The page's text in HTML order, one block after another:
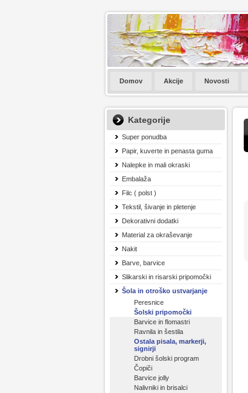
Domov Akcije Novosti
Kategorije
Super ponudba
Papir, kuverte in penasta guma
Nalepke in mali okraski
Embalaža
Filc ( polst )
Tekstil, šivanje in pletenje
Dekorativni dodatki
Material za okraševanje
Nakit
Barve, barvice
Slikarski in risarski pripomočki
Šola in otroško ustvarjanje
Peresnice
Šolski pripomočki
Barvice in flomastri
Ravnila in šestila
Ostala pisala, markerji,
signirji
Drobni šolski program
Čopiči
Barvice jolly
Nalivniki in brisalci